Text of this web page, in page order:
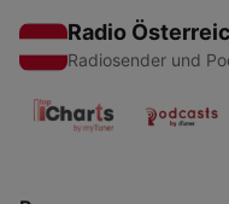
Radio
Radiosender und